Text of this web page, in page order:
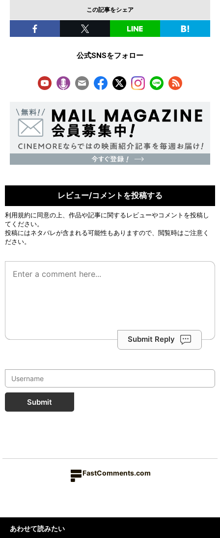
この記事をシェア
公式SNSをフォロー
レビュー/コメントを投稿する
利用規約に同意の上、作品や記事に関するレビューやコメントを投稿し
てください。
投稿にはネタバレが含まれる可能性もありますので、閲覧時はご注意く
ださい。
Submit Reply
Submit
FastComments.com
あわせて読みたい